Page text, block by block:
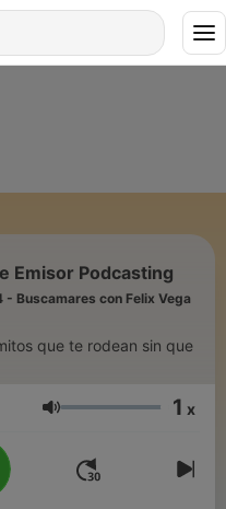
Emisor Podcasting
- Buscamares con Felix Vega
que te rodean sin que
Volume 1 x